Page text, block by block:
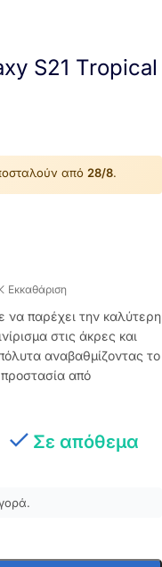
S21 Tropical
από 28/8.
Εκκαθάριση
να παρέχει την καλύτερη
στις άκρες και
αναβαθμίζοντας το
από
Σε απόθεμα